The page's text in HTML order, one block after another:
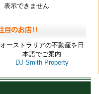
表示できません
オーストラリアの不動産を日
本語でご案内
DJ Smith Property